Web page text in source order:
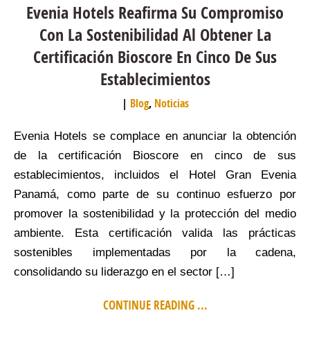
Evenia Hotels Reafirma Su Compromiso
Con La Sostenibilidad Al Obtener La
Certificación Bioscore En Cinco De Sus
Establecimientos
Blog, Noticias
Evenia Hotels se complace en anunciar la obtención
de la certificación Bioscore en cinco de sus
establecimientos, incluidos el Hotel Gran Evenia
Panamá, como parte de su continuo esfuerzo por
promover la sostenibilidad y la protección del medio
ambiente. Esta certificación valida las prácticas
sostenibles implementadas por la cadena,
consolidando su liderazgo en el sector […]
CONTINUE READING ...